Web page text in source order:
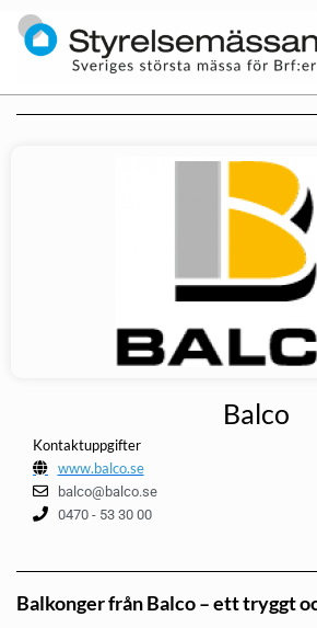
Balco
Kontaktuppgifter
www.balco.se
balco@balco.se
0470 - 53 30 00
Balkonger från Balco – ett tryggt